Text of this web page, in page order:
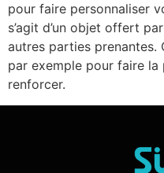
pour faire personnaliser
s’agit d’un objet offert
autres parties prenantes.
par exemple pour faire
renforcer.